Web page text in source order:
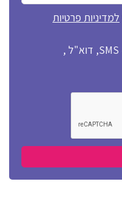
מאשר.ת לקבל חומר פרסומי ב- SMS, דוא"ל ,
למדיניות פרטיות